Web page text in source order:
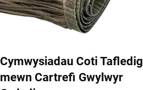
Cymwysiadau Coti Tafledig
mewn Cartrefi Gwylwyr